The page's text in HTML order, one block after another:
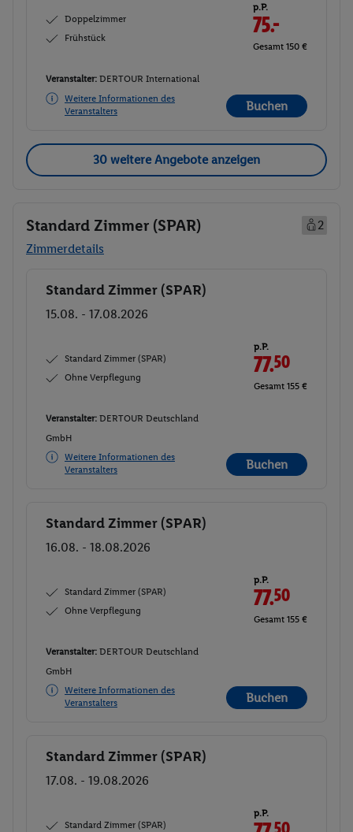
Doppelzimmer
Frühstück
p.P.
75.-
Gesamt 150 €
Veranstalter: DERTOUR International
Weitere Informationen des
Veranstalters
Buchen
30 weitere Angebote anzeigen
Standard Zimmer (SPAR)
2
Zimmerdetails
Buchen
Standard Zimmer (SPAR)
15.08. - 17.08.2026
Standard Zimmer (SPAR)
Ohne Verpflegung
p.P.
77.50
Gesamt 155 €
Veranstalter: DERTOUR Deutschland
GmbH
Weitere Informationen des
Veranstalters
Buchen
Buchen
Standard Zimmer (SPAR)
16.08. - 18.08.2026
Standard Zimmer (SPAR)
Ohne Verpflegung
p.P.
77.50
Gesamt 155 €
Veranstalter: DERTOUR Deutschland
GmbH
Weitere Informationen des
Veranstalters
Buchen
Buchen
Standard Zimmer (SPAR)
17.08. - 19.08.2026
Standard Zimmer (SPAR)
p.P.
50